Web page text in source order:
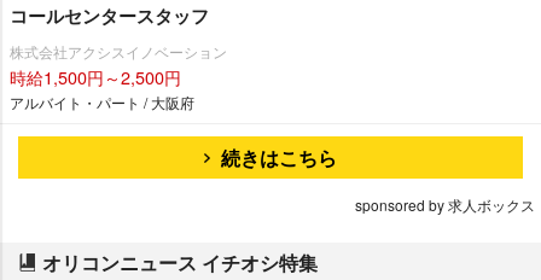
コールセンタースタッフ
株式会社アクシスイノベーション
時給1,500円～2,500円
アルバイト・パート / 大阪府
続きはこちら
sponsored by 求人ボックス
オリコンニュース イチオシ特集